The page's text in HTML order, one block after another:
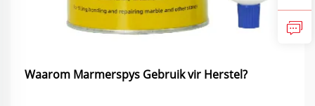
Waarom Marmerspys Gebruik vir Herstel?